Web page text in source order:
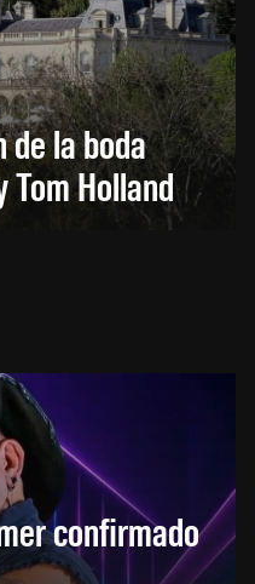
de la boda
Tom Holland
confirmado